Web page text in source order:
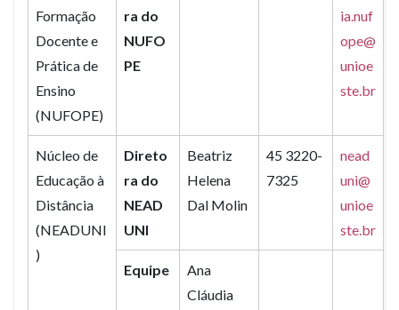
Formação
Docente e
Prática de
Ensino
(NUFOPE)
ra do
NUFO
PE
ia.nuf
ope@
unioe
ste.br
Núcleo de
Educação à
Distância
(NEADUNI
)
Direto
ra do
NEAD
UNI
Beatriz
Helena
Dal Molin
45 3220-
7325
nead
uni@
unioe
ste.br
Equipe
Ana
Cláudia